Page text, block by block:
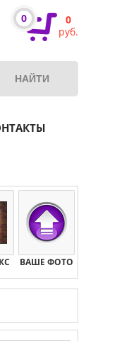
0
0
руб.
ВАШЕ ФОТО